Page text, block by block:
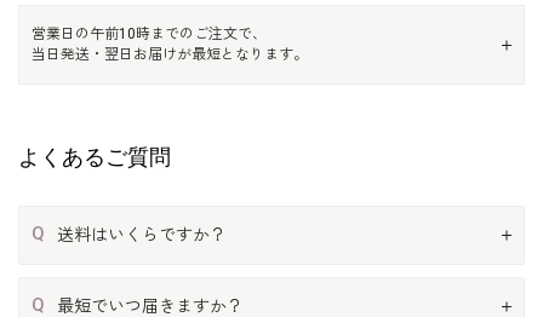
営業日の午前10時までのご注文で、
当日発送・翌日お届けが最短となります。
よくあるご質問
Q 送料はいくらですか？
Q 最短でいつ届きますか？